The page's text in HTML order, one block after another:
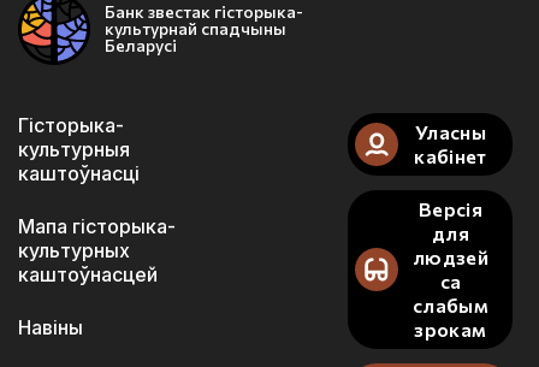
Банк звестак гісторыка-
культурнай спадчыны
Беларусі
Гісторыка-
культурныя
каштоўнасці
Мапа гісторыка-
культурных
каштоўнасцей
Навіны
Уласны
кабінет
Версія
для
людзей
са
слабым
зрокам